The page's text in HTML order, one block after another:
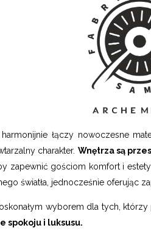
harmonijnie łączy nowoczesne
charakter. Wnętrza są
zapewnić gościom komfort i
światła, jednocześnie oferując
wyborem dla tych,
spokoju i luksusu.